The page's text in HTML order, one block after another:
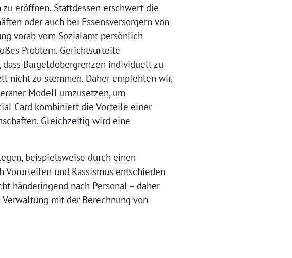
eröffnen. Stattdessen erschwert die
oder auch bei Essensversorgern von
vorab vom Sozialamt persönlich
Problem. Gerichtsurteile
Bargeldobergrenzen individuell zu
nicht zu stemmen. Daher empfehlen wir,
Modell umzusetzen, um
Card kombiniert die Vorteile einer
Gleichzeitig wird eine
beispielsweise durch einen
Vorurteilen und Rassismus entschieden
händeringend nach Personal – daher
mit der Berechnung von